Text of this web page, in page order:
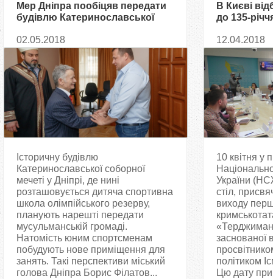
Мер Дніпра пообіцяв передати
будівлю Катеринославської
мусульманській громаді
02.05.2018
Історичну будівлю
Катеринославської соборної
мечеті у Дніпрі, де нині
розташовується дитяча спортивна
школа олімпійського резерву,
планують нарешті передати
мусульманській громаді.
Натомість юним спортсменам
побудують нове приміщення для
занять. Такі перспективи міський
голова Дніпра Борис Філатов...
В Києві
до 135-
12.04.2018
10 квітня у
України
стіл,
виходу
заснованої
політиком
Цю дату